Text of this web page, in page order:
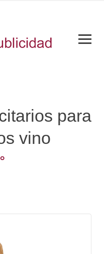
para
vino